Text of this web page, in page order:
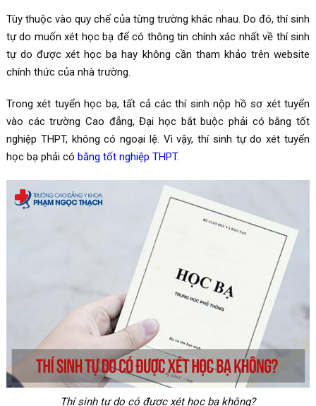
Tùy thuộc vào quy chế của từng trường khác nhau. Do đó, thí sinh
tự do muốn xét học bạ để có thông tin chính xác nhất về thí sinh
tự do được xét học bạ hay không cần tham khảo trên website
chính thức của nhà trường.
Trong xét tuyển học bạ, tất cả các thí sinh nộp hồ sơ xét tuyển
vào các trường Cao đẳng, Đại học bắt buộc phải có bằng tốt
nghiệp THPT, không có ngoại lệ. Vì vậy, thí sinh tự do xét tuyển
học bạ phải có bằng tốt nghiệp THPT.
Thí sinh tự do có được xét học bạ không?